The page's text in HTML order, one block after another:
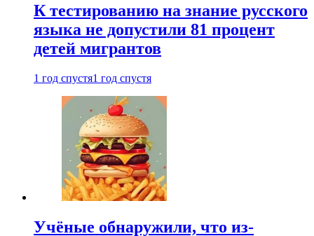
К тестированию на знание русского
языка не допустили 81 процент
детей мигрантов
1 год спустя1 год спустя
Учёные обнаружили, что из-